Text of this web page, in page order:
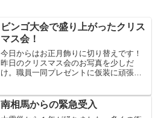
ビンゴ大会で盛り上がったクリス
マス会！
今日からはお正月飾りに切り替えです！
昨日のクリスマス会のお写真を少しだ
け。職員一同プレゼントに仮装に頑張っ
ナカガワさん”から頂いちゃいました。あ
りがたいです！こうゆー...
南相馬からの緊急受入